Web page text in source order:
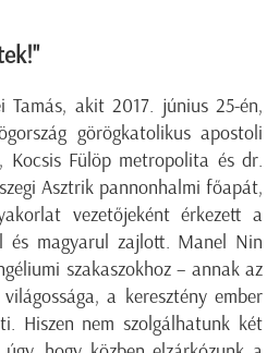
Tamás, akit 2017. június 25-én,
görögkatolikus apostoli
Fülöp metropolita és dr.
Asztrik pannonhalmi főapát,
vezetőjeként érkezett a
és magyarul zajlott. Manel Nin
szakaszokhoz – annak az
a keresztény ember
Hiszen nem szolgálhatunk két